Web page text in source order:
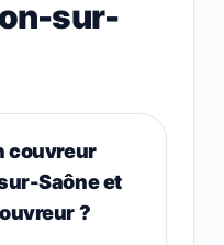
sur-
couvreur
Saône et
?